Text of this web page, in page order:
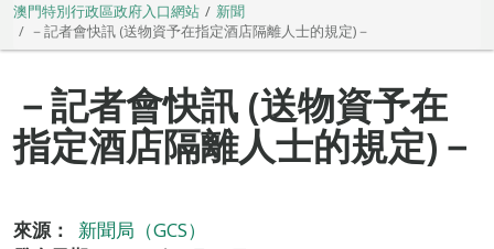
澳門特別行政區政府入口網站
新聞
－記者會快訊 (送物資予在指定酒店隔離人士的規定)－
－記者會快訊 (送物資予在
指定酒店隔離人士的規定)－
來源：
新聞局（GCS）